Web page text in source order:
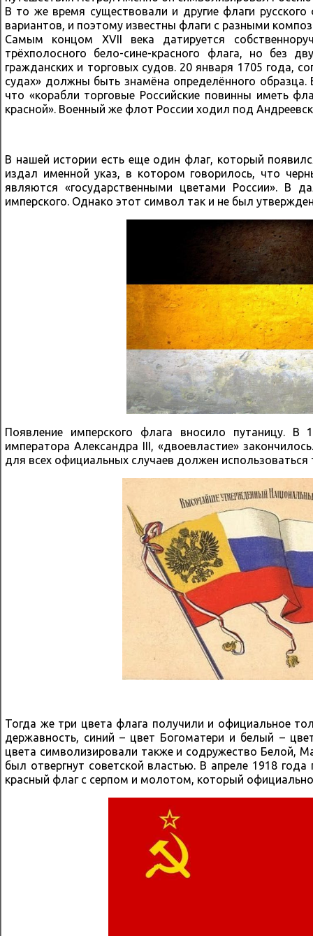
В то же время существовали и другие флаги
вариантов, и поэтому известны флаги с разными
Самым концом XVII века датируется
трёхполосного бело-сине-красного флага, но без
гражданских и торговых судов. 20 января 1705 года,
судах» должны быть знамёна определённого
что «корабли торговые Российские повинны иметь
красной». Военный же флот России ходил под
В нашей истории есть еще один флаг, который
издал именной указ, в котором говорилось, что
являются «государственными цветами России». В
имперского. Однако этот символ так и не был
Появление имперского флага вносило путаницу.
императора Александра III, «двоевластие»
для всех официальных случаев должен
Тогда же три цвета флага получили и официальное
державность, синий – цвет Богоматери и белый –
цвета символизировали также и содружество Белой,
был отвергнут советской властью. В апреле 1918
красный флаг с серпом и молотом, который